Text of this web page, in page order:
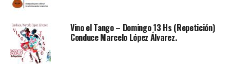
Vino el Tango – Domingo 13 Hs (Repetición)
Conduce Marcelo López Álvarez.